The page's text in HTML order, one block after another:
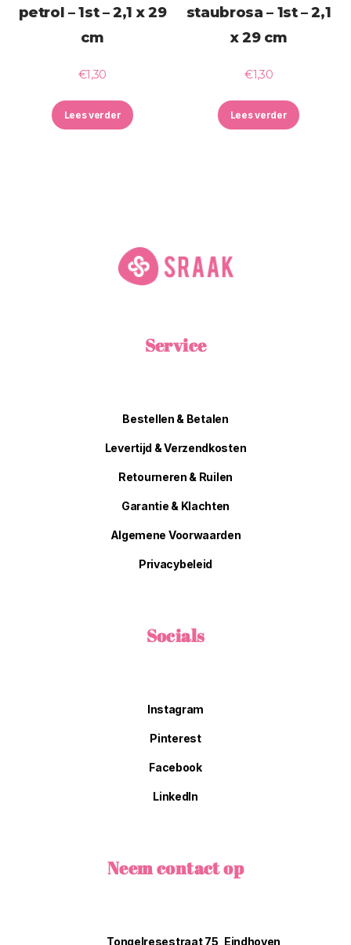
petrol – 1st – 2,1 x 29
cm
€1,30
Lees verder
staubrosa – 1st – 2,1
x 29 cm
€1,30
Lees verder
Service
Bestellen & Betalen
Levertijd & Verzendkosten
Retourneren & Ruilen
Garantie & Klachten
Algemene Voorwaarden
Privacybeleid
Socials
Instagram
Pinterest
Facebook
LinkedIn
Neem contact op
Tongelresestraat 75, Eindhoven